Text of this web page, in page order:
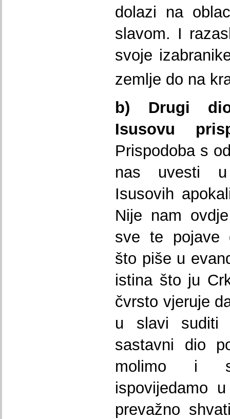
dolazi na
slavom. I
svoje
zemlje do na
b) Drugi
Isusovu
Prispodoba s
nas uvesti u
Isusovih
Nije nam
sve te pojave
što piše u
istina što ju
čvrsto vjeruje
u slavi suditi
sastavni dio
molimo i s
ispovijedamo
prevažno